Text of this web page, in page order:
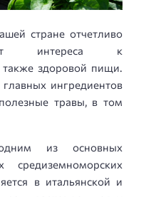
стране отчетливо
интереса к
здоровой пищи.
ингредиентов
травы, в том
из основных
средиземноморских
в итальянской и